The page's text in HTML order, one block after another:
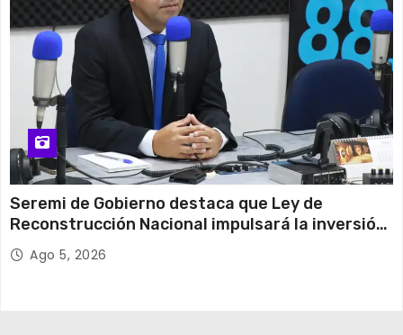
Seremi de Gobierno destaca que Ley de
Reconstrucción Nacional impulsará la inversión
y el empleo en Tarapacá
Ago 5, 2026